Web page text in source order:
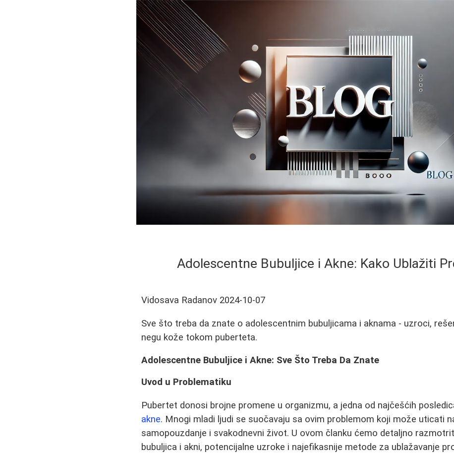
Adolescentne Bubuljice i Akne: Kako Ublažiti
Vidosava Radanov 2024-10-07
Sve što treba da znate o adolescentnim bubuljicama i aknama - uzroci,
negu kože tokom puberteta.
Adolescentne Bubuljice i Akne: Sve Što Treba Da Znate
Uvod u Problematiku
Pubertet donosi brojne promene u organizmu, a jedna od najčešćih
akne. Mnogi mladi ljudi se suočavaju sa ovim problemom koji može uticati
samopouzdanje i svakodnevni život. U ovom članku ćemo detaljno
bubuljica i akni, potencijalne uzroke i najefikasnije metode za ublažavanje